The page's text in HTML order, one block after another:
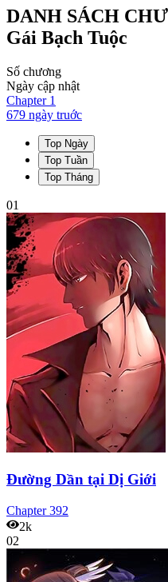
DANH SÁCH
Gái Bạch Tuộc
Số chương
Ngày cập nhật
Chapter 1
679 ngày truớc
Top Ngày
Top Tuần
Top Tháng
01
Đường Dần tại Dị Giới
Chapter392
2k
02